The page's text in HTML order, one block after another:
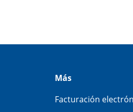
Más
Facturación